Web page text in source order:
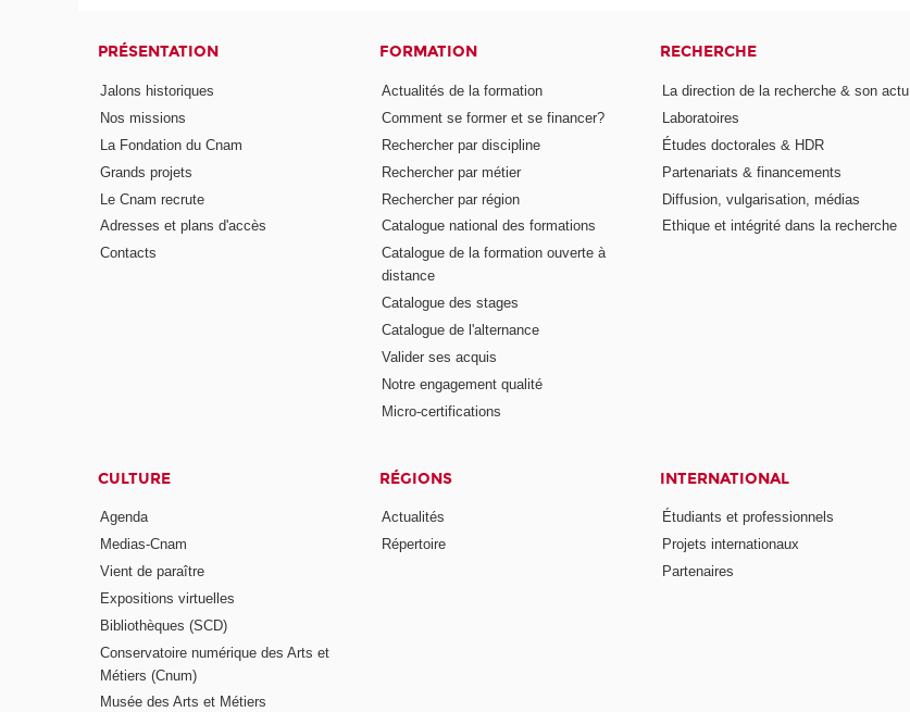
PRÉSENTATION
Jalons historiques
Nos missions
La Fondation du Cnam
Grands projets
Le Cnam recrute
Adresses et plans d'accès
Contacts
FORMATION
Actualités de la formation
Comment se former et se financer?
Rechercher par discipline
Rechercher par métier
Rechercher par région
Catalogue national des formations
Catalogue de la formation ouverte à
distance
Catalogue des stages
Catalogue de l'alternance
Valider ses acquis
Notre engagement qualité
Micro-certifications
RECHERCHE
La direction de la recherche & son actu
Laboratoires
Études doctorales & HDR
Partenariats & financements
Diffusion, vulgarisation, médias
Ethique et intégrité dans la recherche
CULTURE
Agenda
Medias-Cnam
Vient de paraître
Expositions virtuelles
Bibliothèques (SCD)
Conservatoire numérique des Arts et
Métiers (Cnum)
Musée des Arts et Métiers
RÉGIONS
Actualités
Répertoire
INTERNATIONAL
Étudiants et professionnels
Projets internationaux
Partenaires